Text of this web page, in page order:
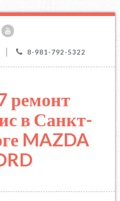
8-981-792-5322
ремонт
в Санкт-
MAZDA